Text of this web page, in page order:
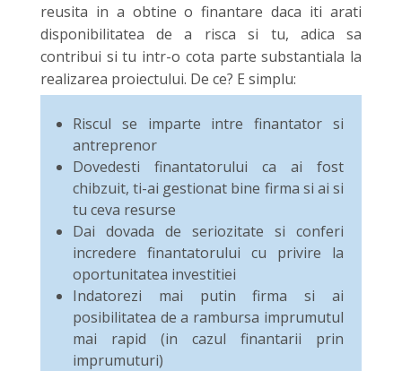
reusita in a obtine o finantare daca iti arati
disponibilitatea de a risca si tu, adica sa
contribui si tu intr-o cota parte substantiala la
realizarea proiectului. De ce? E simplu:
Riscul se imparte intre finantator si
antreprenor
Dovedesti finantatorului ca ai fost
chibzuit, ti-ai gestionat bine firma si ai si
tu ceva resurse
Dai dovada de seriozitate si conferi
incredere finantatorului cu privire la
oportunitatea investitiei
Indatorezi mai putin firma si ai
posibilitatea de a rambursa imprumutul
mai rapid (in cazul finantarii prin
imprumuturi)